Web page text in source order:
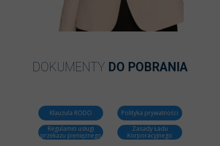
DOKUMENTY DO POBRANIA
Zasady Ładu
Korporacyjnego
Regulamin usługi
przekazu pieniężnego
Klauzula RODO Polityka prywatności